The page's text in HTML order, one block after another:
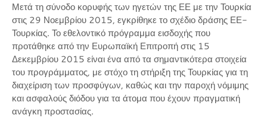
Μετά τη σύνοδο κορυφής των ηγετών της ΕΕ με την Τουρκία
στις 29 Νοεμβρίου 2015, εγκρίθηκε το σχέδιο δράσης ΕΕ-
Τουρκίας. Το εθελοντικό πρόγραμμα εισδοχής που
προτάθηκε από την Ευρωπαϊκή Επιτροπή στις 15
Δεκεμβρίου 2015 είναι ένα από τα σημαντικότερα στοιχεία
του προγράμματος, με στόχο τη στήριξη της Τουρκίας για τη
διαχείριση των προσφύγων, καθώς και την παροχή νόμιμης
και ασφαλούς διόδου για τα άτομα που έχουν πραγματική
ανάγκη προστασίας.